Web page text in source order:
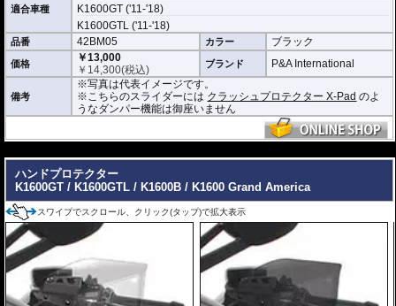
適合車種
K1600GT ('11-'18)
K1600GTL ('11-'18)
品番 42BM05 カラー ブラック
価格
￥13,000
￥ 14,300(税込) ブランド P&A International
備考
※写真は代表イメージです。
※こちらのスライダーには クラッシュプロテクター X-Pad のよ
うなダンパー機能は御座いません
ハンドプロテクター
K1600GT / K1600GTL / K1600B / K1600 Grand America
スワイプでスクロール、クリック(タップ)で拡大表示